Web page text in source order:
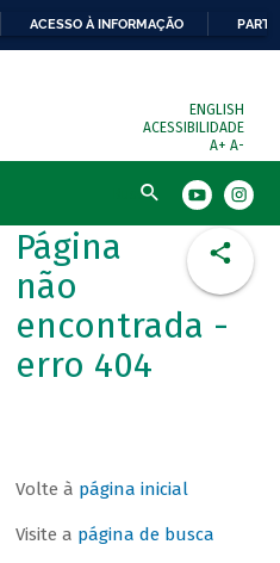
ACESSO À INFORMAÇÃO
ENGLISH
ACESSIBILIDADE
A+ A-
Busca
Página
não
encontrada -
erro 404
Volte à página inicial
Visite a página de busca